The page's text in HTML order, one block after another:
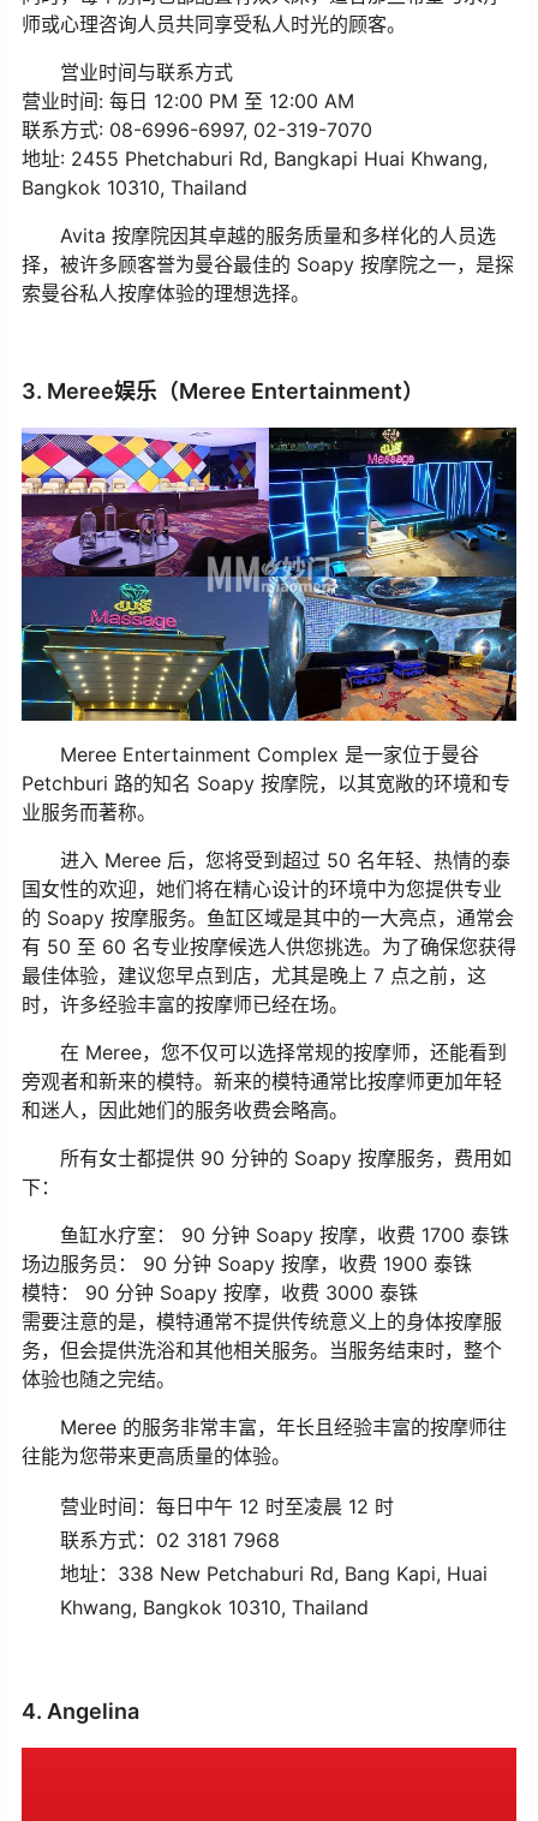
师或心理咨询人员共同享受私人时光的顾客。
営业时间与联系方式
营业时间: 每日 12:00 PM 至 12:00 AM
联系方式: 08-6996-6997, 02-319-7070
地址: 2455 Phetchaburi Rd, Bangkapi Huai Khwang,
Bangkok 10310, Thailand
Avita 按摩院因其卓越的服务质量和多样化的人员选
择，被许多顾客誉为曼谷最佳的 Soapy 按摩院之一，是探
索曼谷私人按摩体验的理想选择。
3. Meree娱乐（Meree Entertainment）
Meree Entertainment Complex 是一家位于曼谷
Petchburi 路的知名 Soapy 按摩院，以其宽敞的环境和专
业服务而著称。
进入 Meree 后，您将受到超过 50 名年轻、热情的泰
国女性的欢迎，她们将在精心设计的环境中为您提供专业
的 Soapy 按摩服务。鱼缸区域是其中的一大亮点，通常会
有 50 至 60 名专业按摩候选人供您挑选。为了确保您获得
最佳体验，建议您早点到店，尤其是晚上 7 点之前，这
时，许多经验丰富的按摩师已经在场。
在 Meree，您不仅可以选择常规的按摩师，还能看到
旁观者和新来的模特。新来的模特通常比按摩师更加年轻
和迷人，因此她们的服务收费会略高。
所有女士都提供 90 分钟的 Soapy 按摩服务，费用如
下：
鱼缸水疗室： 90 分钟 Soapy 按摩，收费 1700 泰铢
场边服务员： 90 分钟 Soapy 按摩，收费 1900 泰铢
模特： 90 分钟 Soapy 按摩，收费 3000 泰铢
需要注意的是，模特通常不提供传统意义上的身体按摩服
务，但会提供洗浴和其他相关服务。当服务结束时，整个
体验也随之完结。
Meree 的服务非常丰富，年长且经验丰富的按摩师往
往能为您带来更高质量的体验。
营业时间：每日中午 12 时至凌晨 12 时
联系方式：02 3181 7968
地址：338 New Petchaburi Rd, Bang Kapi, Huai
Khwang, Bangkok 10310, Thailand
4. Angelina